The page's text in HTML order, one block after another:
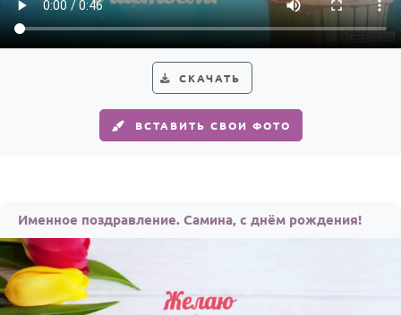
СКАЧАТЬ
ВСТАВИТЬ СВОИ ФОТО
Именное поздравление. Самина, с днём рождения!